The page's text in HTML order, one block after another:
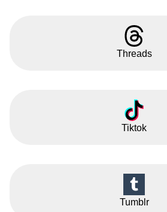
Threads
Tiktok
Tumblr